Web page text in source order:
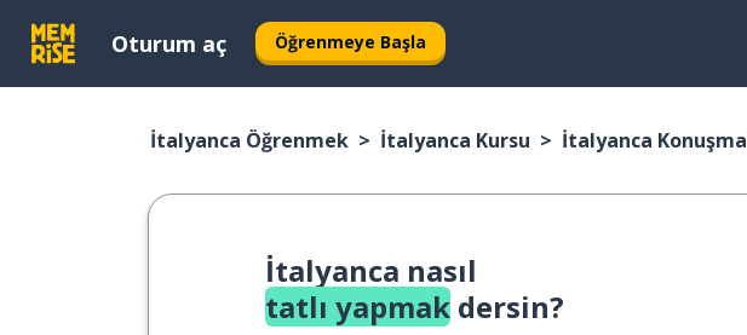
Oturum aç Öğrenmeye Başla
İtalyanca Öğrenmek İtalyanca Kursu İtalyanca
İtalyanca nasıl
tatlı yapmak dersin?